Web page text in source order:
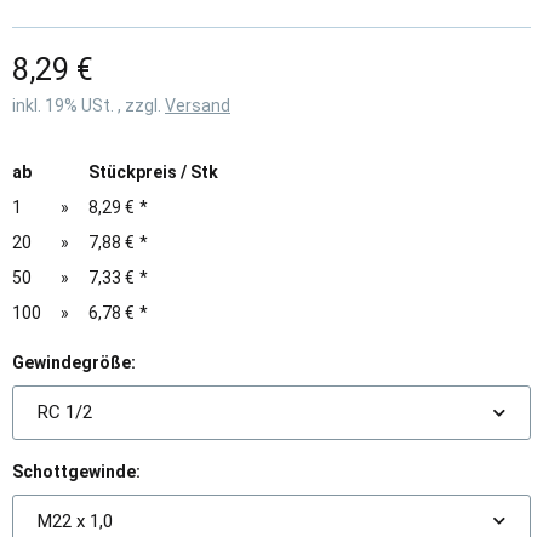
8,29 €
inkl. 19% USt. , zzgl. Versand
ab
Stückpreis / Stk
1
» 8,29 € *
20
» 7,88 € *
50
» 7,33 € *
100
» 6,78 € *
Gewindegröße:
RC 1/2
Schottgewinde:
M22 x 1,0